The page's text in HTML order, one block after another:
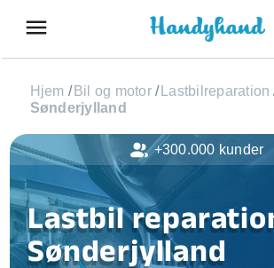
menu
Hjem / Bil og motor / Lastbilreparation
Sønderjylland
Lastbil
Sønderjylland
+300.000 kunder